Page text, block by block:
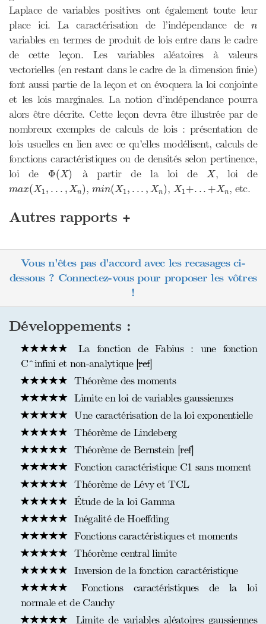
Laplace de variables positives ont également toute leur
place ici. La caractérisation de l’indépendance de
n
n
variables en termes de produit de lois entre dans le cadre
de cette leçon. Les variables aléatoires à valeurs
vectorielles (en restant dans le cadre de la dimension finie)
font aussi partie de la leçon et on évoquera la loi conjointe
et les lois marginales. La notion d’indépendance pourra
alors être décrite. Cette leçon devra être illustrée par de
nombreux exemples de calculs de lois : présentation de
lois usuelles en lien avec ce qu’elles modélisent, calculs de
fonctions caractéristiques ou de densités selon pertinence,
loi de Φ(X)
Φ ( X) à partir de la loi deX
X, loi de
max(X1 , . . . , Xn)
( X1 , n) , min(X1 , . .. , Xn)
in (X1 n) , X1 +. .. +Xn
X1 + +Xn , etc.
Autres rapports +
Vous n'êtes pas d'accord avec les recasages ci-
dessous ? Connectez-vous pour proposer les vôtres
!
Développements :
La fonction de Fabius : une fonction
C^infini et non-analytique [ref]
Théorème des moments
Limite en loi de variables gaussiennes
Une caractérisation de la loi exponentielle
Théorème de Lindeberg
Théorème de Bernstein [ref]
Fonction caractéristique C1 sans moment
Théorème de Lévy et TCL
Étude de la loi Gamma
Inégalité de Hoeffding
Fonctions caractéristiques et moments
Théorème central limite
Inversion de la fonction caractéristique
Fonctions caractéristiques de la loi
normale et de Cauchy
Limite de variables aléatoires gaussiennes